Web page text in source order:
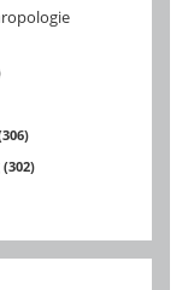
306
302